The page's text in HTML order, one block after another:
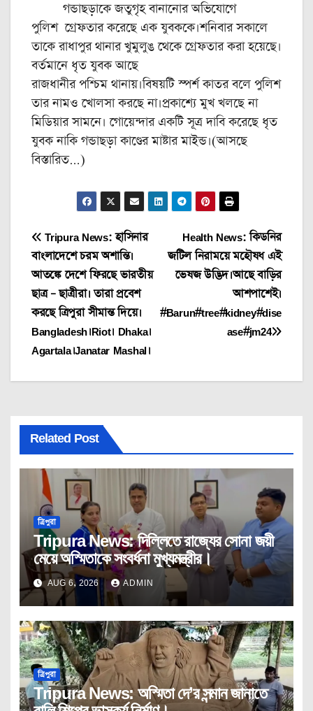
গন্ডাছড়াকে জতুগৃহ বানানোর অভিযোগে
পুলিশ গ্রেফতার করেছে এক যুবককে।শনিবার সকালে
তাকে রাধাপুর থানার খুমুলুঙ থেকে গ্রেফতার করা হয়েছে।
বর্তমানে ধৃত যুবক আছে
রাজধানীর পশ্চিম থানায়।বিষয়টি স্পর্শ কাতর বলে পুলিশ
তার নামও খোলসা করছে না।প্রকাশ্যে মুখ খলছে না
মিডিয়ার সামনে। গোয়েন্দার একটি সূত্র দাবি করেছে ধৃত
যুবক নাকি গন্ডাছড়া কাণ্ডের মাষ্টার মাইন্ড।(আসছে
বিস্তারিত…)
Post
navigation
Health News: কিডনির
জটিল নিরাময়ে মহৌষধ এই
ভেষজ উদ্ভিদ।আছে বাড়ির
আশপাশেই।
#Barun#tree#kidney#dise
ase#jm24
Tripura News: হাসিনার
বাংলাদেশে চরম অশান্তি।
আতঙ্কে দেশে ফিরছে ভারতীয়
ছাত্র – ছাত্রীরা। তারা প্রবেশ
করছে ত্রিপুরা সীমান্ত দিয়ে।
Bangladesh।Riot। Dhaka।
Agartala।Janatar Mashal।
Related Post
ত্রিপুরা
Tripura News: দিল্লিতে রাজ্যের সোনা জয়ী
মেয়ে অস্মিতাকে সংবর্ধনা মুখ্যমন্ত্রীর।
AUG 6, 2026 ADMIN
ত্রিপুরা
Tripura News: অস্মিতা দে’র সন্মান জানাতে